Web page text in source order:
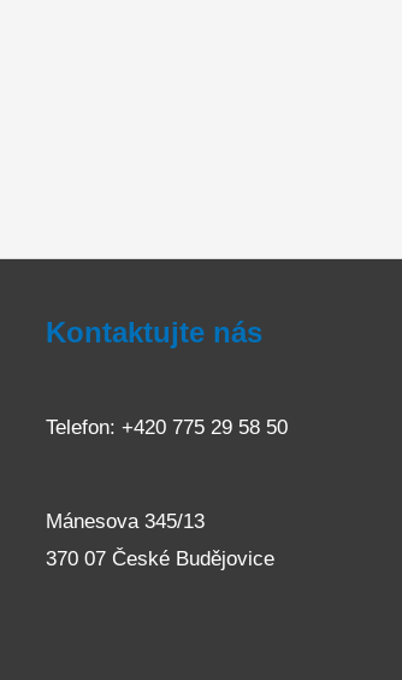
Kontaktujte nás
Telefon: +420 775 29 58 50
Mánesova 345/13
370 07 České Budějovice